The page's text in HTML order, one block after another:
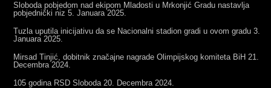
Sloboda pobjedom nad ekipom Mladosti u Mrkonjić Gradu nastavlja
pobjednički niz 5. Januara 2025.
Tuzla uputila inicijativu da se Nacionalni stadion gradi u ovom gradu 3.
Januara 2025.
Mirsad Tinjić, dobitnik značajne nagrade Olimpijskog komiteta BiH 21.
Decembra 2024.
105 godina RSD Sloboda 20. Decembra 2024.